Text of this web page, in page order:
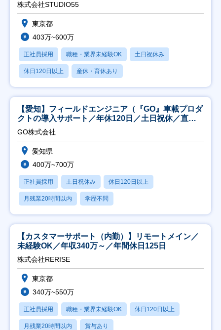
株式会社STUDIO55
東京都
403万~600万
正社員採用 職種・業界未経験OK 土日祝休み
休日120日以上 産休・育休あり
【愛知】フィールドエンジニア（『GO』車載プロダ
クトの導入サポート／年休120日／土日祝休／直行
直帰
GO株式会社
愛知県
400万~700万
正社員採用 土日祝休み 休日120日以上
月残業20時間以内 学歴不問
【カスタマーサポート（内勤）】リモートメイン／
未経験OK／年収340万～／年間休日125日
株式会社RERISE
東京都
340万~550万
正社員採用 職種・業界未経験OK 休日120日以上
月残業20時間以内 賞与あり